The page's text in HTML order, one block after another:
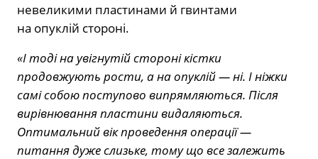
невеликими пластинами й гвинтами
на опуклій стороні.
«І тоді на увігнутій стороні кістки
продовжують рости, а на опуклій — ні. І ніжки
самі собою поступово випрямляються. Після
вирівнювання пластини видаляються.
Оптимальний вік проведення операції —
питання дуже слизьке, тому що все залежить